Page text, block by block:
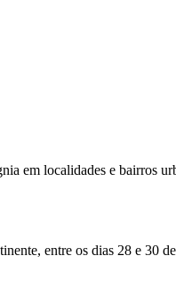
em localidades e bairros
entre os dias 28 e 30